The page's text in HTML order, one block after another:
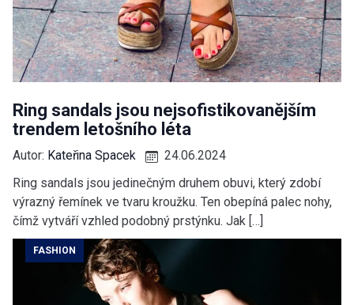
Ring sandals jsou nejsofistikovanějším
trendem letošního léta
Autor: Kateřina Spacek
24.06.2024
Ring sandals jsou jedinečným druhem obuvi, který zdobí
výrazný řemínek ve tvaru kroužku. Ten obepíná palec nohy,
čímž vytváří vzhled podobný prstýnku. Jak […]
FASHION